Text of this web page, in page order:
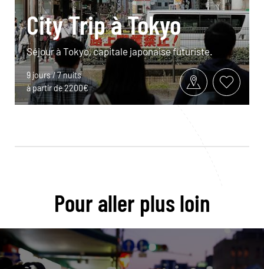
City Trip à Tokyo
Séjour à Tokyo, capitale japonaise futuriste.
9 jours / 7 nuits
à partir de 2200€
Pour aller plus loin